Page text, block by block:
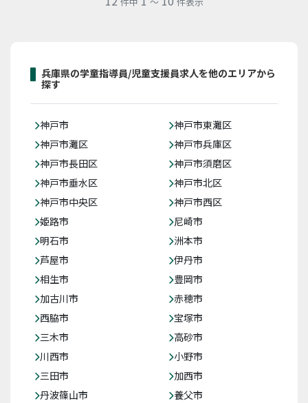
兵庫県の学童指導員/児童支援員求人を他のエリアから
探す
神戸市
神戸市東灘区
神戸市灘区
神戸市兵庫区
神戸市長田区
神戸市須磨区
神戸市垂水区
神戸市北区
神戸市中央区
神戸市西区
姫路市
尼崎市
明石市
洲本市
芦屋市
伊丹市
相生市
豊岡市
加古川市
赤穂市
西脇市
宝塚市
三木市
高砂市
川西市
小野市
三田市
加西市
丹波篠山市
養父市